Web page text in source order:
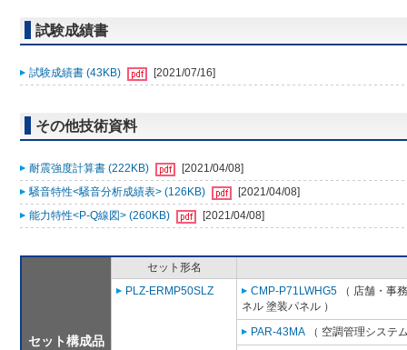
試験成績書
試験成績書 (43KB) [2021/07/16]
その他技術資料
耐震強度計算書 (222KB)
[2021/04/08]
騒音特性<騒音分析成績表> (126KB)
[2021/04/08]
能力特性<P-Q線図> (260KB)
[2021/04/08]
セット構成品
セット形名
PLZ-ERMP50SLZ
CMP-P71LWHG5 （ 店舗・事
ネル 塗装パネル ）
PAR-43MA （ 空調管理システ